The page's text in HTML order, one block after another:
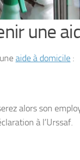
une
aide à domicile :
alors son
à l’Urssaf.